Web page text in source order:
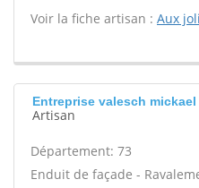
Voir la fiche artisan : Aux
Entreprise valesch mickael
Artisan
Département: 73
Enduit de façade -